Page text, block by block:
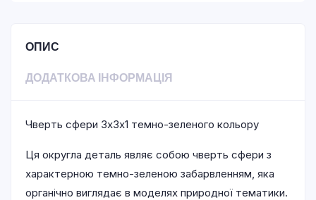
ОПИС
ДОДАТКОВА ІНФОРМАЦІЯ
Чверть сфери 3х3х1 темно-зеленого кольору
Ця округла деталь являє собою чверть сфери з
характерною темно-зеленою забарвленням, яка
органічно виглядає в моделях природної тематики.